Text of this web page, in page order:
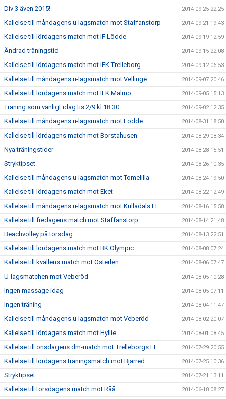
Div 3 även 2015! 2014-09-25 22:25
Kallelse till måndagens u-lagsmatch mot Staffanstorp 2014-09-21 19:43
Kallelse till lördagens match mot IF Lödde 2014-09-19 12:59
Ändrad träningstid 2014-09-15 22:08
Kallelse till lördagens match mot IFK Trelleborg 2014-09-12 06:53
Kallelse till måndagens u-lagsmatch mot Vellinge 2014-09-07 20:46
Kallelse till lördagens match mot IFK Malmö 2014-09-05 15:13
Träning som vanligt idag tis 2/9 kl 18:30 2014-09-02 12:35
Kallelse till måndagens u-lagsmatch mot Lödde 2014-08-31 18:50
Kallelse till lördagens match mot Borstahusen 2014-08-29 08:34
Nya träningstider 2014-08-28 15:51
Stryktipset 2014-08-26 10:35
Kallelse till måndagens u-lagsmatch mot Tomelilla 2014-08-24 19:50
Kallelse till lördagens match mot Eket 2014-08-22 12:49
Kallelse till måndagens u-lagsmatch mot Kulladals FF 2014-08-16 15:58
Kallelse till fredagens match mot Staffanstorp 2014-08-14 21:48
Beachvolley på torsdag 2014-08-13 22:51
Kallelse till lördagens match mot BK Olympic 2014-08-08 07:24
Kallelse till kvällens match mot Österlen 2014-08-06 07:47
U-lagsmatchen mot Veberöd 2014-08-05 10:28
Ingen massage idag 2014-08-05 07:11
Ingen träning 2014-08-04 11:47
Kallelse till måndagens u-lagsmatch mot Veberöd 2014-08-02 20:07
Kallelse till lördagens match mot Hyllie 2014-08-01 08:45
Kallelse till onsdagens dm-match mot Trelleborgs FF 2014-07-29 20:55
Kallelse till lördagens träningsmatch mot Bjärred 2014-07-25 10:36
Stryktipset 2014-07-21 13:11
Kallelse till torsdagens match mot Råå 2014-06-18 08:27